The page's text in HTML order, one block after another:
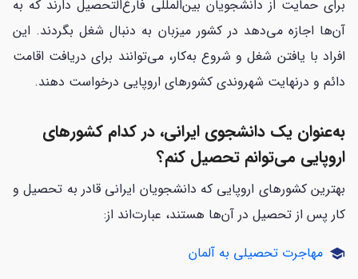
برای حمایت از دانشجویان بین‌المللی فارغ‌التحصیل دارند که به
آن‌ها اجازه می‌دهد در کشور میزبان به دنبال شغل بگردند. این
افراد با یافتن شغل و شروع به‌کار، می‌توانند برای دریافت اقامت
دائم و درنهایت شهروندی کشورهای اروپایی درخواست دهند.
به‌عنوان یک دانشجوی ایرانی، در کدام کشورهای
اروپایی می‌توانم تحصیل کنم؟
بهترین کشورهای اروپایی که دانشجویان ایرانی قادر به تحصیل و
کار پس از تحصیل در آن‌ها هستند، عبارت‌اند از:
school مهاجرت تحصیلی به آلمان